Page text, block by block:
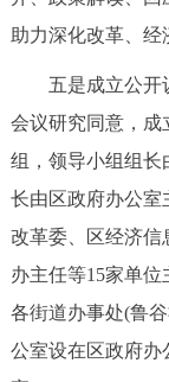
助力深化改革、经
五是成立公开议
会议研究同意，成
组，领导小组组长
长由区政府办公室
改革委、区经济信
办主任等15家单位
各街道办事处(鲁
公室设在区政府办